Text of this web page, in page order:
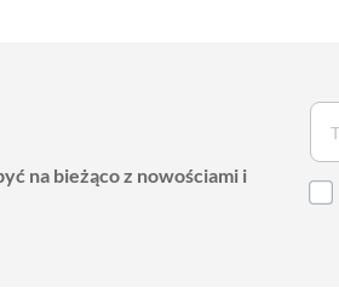
na bieżąco z nowościami i